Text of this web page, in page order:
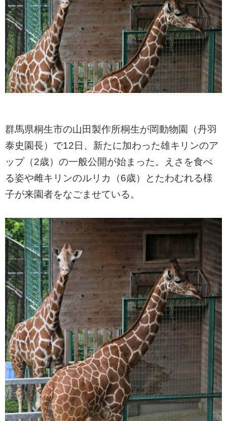
群馬県桐生市の山田製作所桐生が岡動物園（丹羽
泰史園長）で12日、新たに加わった雄キリンのア
ップ（2歳）の一般公開が始まった。えさを食べ
る姿や雌キリンのルリカ（6歳）とたわむれる様
子が来園者をなごませている。